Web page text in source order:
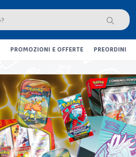
PROMOZIONI E OFFERTE PREORDINI